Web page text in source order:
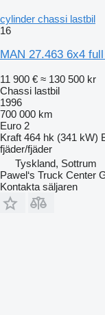
cylinder chassi lastbil
16
MAN 27.463 6x4
11 900 € ≈ 130 500 kr
Chassi lastbil
1996
700 000 km
Euro 2
Kraft 464 hk (341 kW)
fjäder/fjäder
Tyskland, Sottrum
Pawel‘s Truck Center
Kontakta säljaren